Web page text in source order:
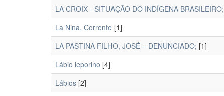
LA CROIX - SITUAÇÃO DO INDÍGENA BRASILEIRO;
La Nina, Corrente [1]
LA PASTINA FILHO, JOSÉ – DENUNCIADO; [1]
Lábio leporino [4]
Lábios [2]